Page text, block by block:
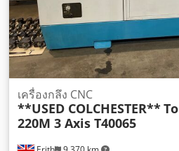
เครื่องกลึง CNC
**USED COLCHESTER**
220M 3 Axis T40065